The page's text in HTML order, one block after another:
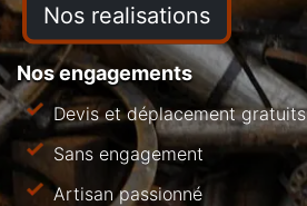
Nos realisations
Nos engagements
Devis et déplacement gratuits
Sans engagement
Artisan passionné